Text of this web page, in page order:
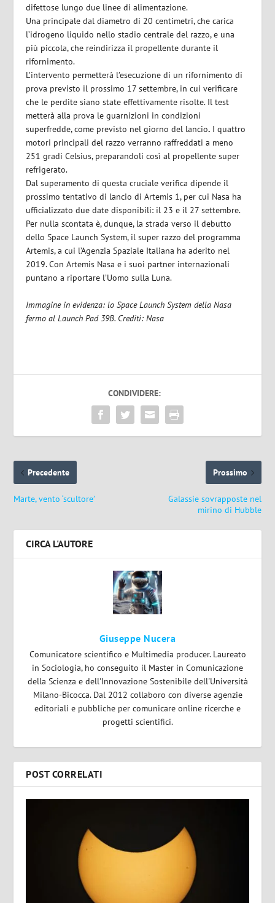
difettose lungo due linee di alimentazione.
Una principale dal diametro di 20 centimetri, che carica
l’idrogeno liquido nello stadio centrale del razzo, e una
più piccola, che reindirizza il propellente durante il
rifornimento.
L’intervento permetterà l’esecuzione di un rifornimento di
prova previsto il prossimo 17 settembre, in cui verificare
che le perdite siano state effettivamente risolte. Il test
metterà alla prova le guarnizioni in condizioni
superfredde, come previsto nel giorno del lancio. I quattro
motori principali del razzo verranno raffreddati a meno
251 gradi Celsius, preparandoli così al propellente super
refrigerato.
Dal superamento di questa cruciale verifica dipende il
prossimo tentativo di lancio di Artemis 1, per cui Nasa ha
ufficializzato due date disponibili: il 23 e il 27 settembre.
Per nulla scontata è, dunque, la strada verso il debutto
dello Space Launch System, il super razzo del programma
Artemis, a cui l’Agenzia Spaziale Italiana ha aderito nel
2019. Con Artemis Nasa e i suoi partner internazionali
puntano a riportare l’Uomo sulla Luna.
Immagine in evidenza: lo Space Launch System della Nasa
fermo al Launch Pad 39B. Crediti: Nasa
CONDIVIDERE:
Precedente
Marte, vento ‘scultore’
Prossimo
Galassie sovrapposte nel
mirino di Hubble
CIRCA L'AUTORE
Giuseppe Nucera
Comunicatore scientifico e Multimedia producer. Laureato
in Sociologia, ho conseguito il Master in Comunicazione
della Scienza e dell'Innovazione Sostenibile dell'Università
Milano-Bicocca. Dal 2012 collaboro con diverse agenzie
editoriali e pubbliche per comunicare online ricerche e
progetti scientifici.
POST CORRELATI